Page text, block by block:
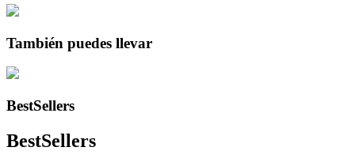
También puedes llevar
BestSellers
BestSellers